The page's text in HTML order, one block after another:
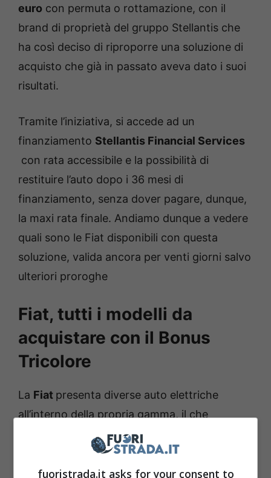
euro con permuta o rottamazione, con il
brand di proprietà del gruppo Stellantis che
ha così deciso di riproporre una soluzione di
acquisto che già in passato aveva dato i suoi
risultati.
Tramite l’iniziativa, si accede ad un
finanziamento Stellantis Financial Services
con rata accessibile e la possibilità di
restituire l’auto dopo i 36 mesi di
finanziamento, senza dover pagare, dunque,
la maxi rata finale. Andiamo dunque a vedere
quali sono le Fiat disponibili con questa
soluzione, valida ancora per venti giorni salvo
ulteriori proroghe
Fiat, tutti i modelli da
acquistare con il Bonus
Tricolore
La Fiat presenta diverse auto elettriche
all’interno della propria gamma, il che
significa che i clienti avranno solo l’imbarazzo
della scelta per sfruttare i nuovi incentivi. Il
Bonus Tricolore promosso da Fiat pare
fuoristrada.it asks for your consent to